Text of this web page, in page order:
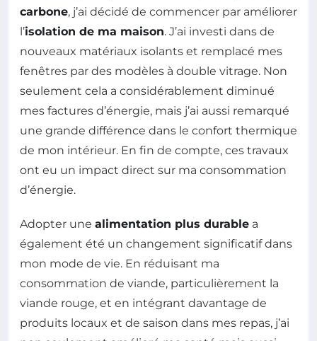
carbone, j’ai décidé de commencer par améliorer
l’isolation de ma maison. J’ai investi dans de
nouveaux matériaux isolants et remplacé mes
fenêtres par des modèles à double vitrage. Non
seulement cela a considérablement diminué
mes factures d’énergie, mais j’ai aussi remarqué
une grande différence dans le confort thermique
de mon intérieur. En fin de compte, ces travaux
ont eu un impact direct sur ma consommation
d’énergie.
Adopter une alimentation plus durable a
également été un changement significatif dans
mon mode de vie. En réduisant ma
consommation de viande, particulièrement la
viande rouge, et en intégrant davantage de
produits locaux et de saison dans mes repas, j’ai